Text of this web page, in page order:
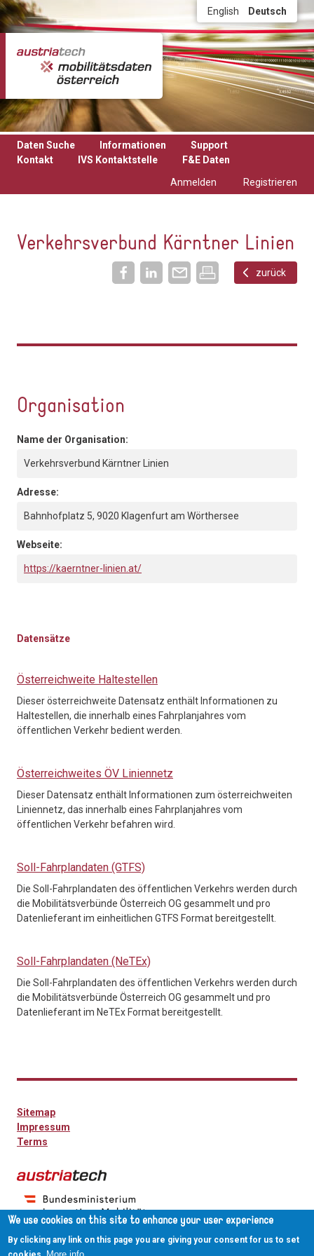
Direkt zum Inhalt English Deutsch
Daten Suche Informationen
Support
Kontakt
IVS Kontaktstelle
F&E Daten
Anmelden
Registrieren
Verkehrsverbund Kärntner Linien
zurück
Organisation
Name der Organisation:
Verkehrsverbund Kärntner Linien
Adresse:
Bahnhofplatz 5, 9020 Klagenfurt am Wörthersee
Webseite:
https://kaerntner-linien.at/
Datensätze
Österreichweite Haltestellen
Dieser österreichweite Datensatz enthält Informationen zu
Haltestellen, die innerhalb eines Fahrplanjahres vom
öffentlichen Verkehr bedient werden.
Österreichweites ÖV Liniennetz
Dieser Datensatz enthält Informationen zum österreichweiten
Liniennetz, das innerhalb eines Fahrplanjahres vom
öffentlichen Verkehr befahren wird.
Soll-Fahrplandaten (GTFS)
Die Soll-Fahrplandaten des öffentlichen Verkehrs werden durch
die Mobilitätsverbünde Österreich OG gesammelt und pro
Datenlieferant im einheitlichen GTFS Format bereitgestellt.
Soll-Fahrplandaten (NeTEx)
Die Soll-Fahrplandaten des öffentlichen Verkehrs werden durch
die Mobilitätsverbünde Österreich OG gesammelt und pro
Datenlieferant im NeTEx Format bereitgestellt.
Sitemap
Impressum
Terms
We use cookies on this site to enhance your user experience
By clicking any link on this page you are giving your consent for us to set